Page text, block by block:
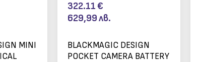
MINI
322.11€
629,99лв.
BLACKMAGIC DESIGN
POCKET CAMERA BATTERY